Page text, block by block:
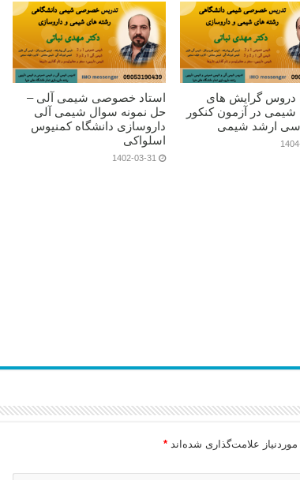
دروس گرایش های
در آزمون کنکور
ارشد شیمی
استاد خصوصی شیمی آلی –
حل نمونه سوال شیمی آلی
داروسازی دانشگاه کمنیوس
اسلواکی
1402-03-31
علامت‌گذاری شده‌اند*